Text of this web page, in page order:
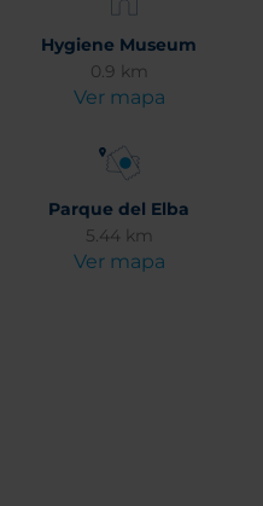
Hygiene Museum
0.9 km
Ver mapa
Parque del Elba
5.44 km
Ver mapa